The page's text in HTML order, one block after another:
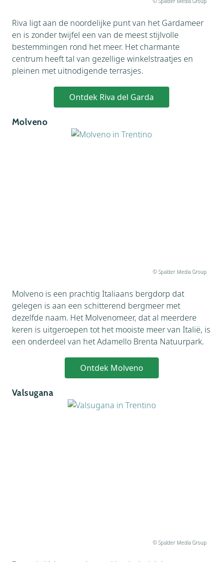
Riva ligt aan de noordelijke punt van het Gardameer
en is zonder twijfel een van de meest stijlvolle
bestemmingen rond het meer. Het charmante
centrum heeft tal van gezellige winkelstraatjes en
pleinen met uitnodigende terrasjes.
Ontdek Riva del Garda
Molveno
© Spalder Media Group
Molveno is een prachtig Italiaans bergdorp dat
gelegen is aan een schitterend bergmeer met
dezelfde naam. Het Molvenomeer, dat al meerdere
keren is uitgeroepen tot het mooiste meer van Italië, is
een onderdeel van het Adamello Brenta Natuurpark.
Ontdek Molveno
Valsugana
© Spalder Media Group